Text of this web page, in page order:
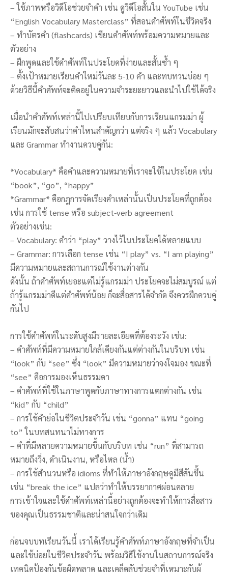
– ใช้ภาพหรือวิดีโอช่วยจำคำ เช่น ดูวิดีโอสั้นใน YouTube เช่น
“English Vocabulary Masterclass” ที่สอนคำศัพท์ในชีวิตจริง
– ทำบัตรคำ (flashcards) เขียนคำศัพท์พร้อมความหมายและ
ตัวอย่าง
– ฝึกพูดและใช้คำศัพท์ในประโยคที่ง่ายและสั้นซ้ำ ๆ
– ตั้งเป้าหมายเรียนคำใหม่วันละ 5-10 คำ และทบทวนบ่อย ๆ
ด้วยวิธีนี้คำศัพท์จะติดอยู่ในความจำระยะยาวและนำไปใช้ได้จริง
เมื่อนำคำศัพท์เหล่านี้ไปเปรียบเทียบกับการเรียนแกรมม่า ผู้
เรียนมักจะสับสนว่าคำไหนสำคัญกว่า แต่จริง ๆ แล้ว Vocabulary
และ Grammar ทำงานควบคู่กัน:
*Vocabulary* คือคำและความหมายที่เราจะใช้ในประโยค เช่น
“book”, “go”, “happy”
*Grammar* คือกฎการจัดเรียงคำเหล่านั้นเป็นประโยคที่ถูกต้อง
เช่น การใช้ tense หรือ subject-verb agreement
ตัวอย่างเช่น:
– Vocabulary: คำว่า “play” วางไว้ในประโยคได้หลายแบบ
– Grammar: การเลือก tense เช่น “I play” vs. “I am playing”
มีความหมายและสถานการณ์ใช้งานต่างกัน
ดังนั้น ถ้าคำศัพท์เยอะแต่ไม่รู้แกรมม่า ประโยคจะไม่สมบูรณ์ แต่
ถ้ารู้แกรมม่าดีแต่คำศัพท์น้อย ก็จะสื่อสารได้จำกัด จึงควรฝึกควบคู่
กันไป
การใช้คำศัพท์ในระดับสูงมีรายละเอียดที่ต้องระวัง เช่น:
– คำศัพท์ที่มีความหมายใกล้เคียงกันแต่ต่างกันในบริบท เช่น
“look” กับ “see” ซึ่ง “look” มีความหมายว่าจงใจมอง ขณะที่
“see” คือการมองเห็นธรรมดา
– คำศัพท์ที่ใช้ในภาษาพูดกับภาษาทางการแตกต่างกัน เช่น
“kid” กับ “child”
– การใช้คำย่อในชีวิตประจำวัน เช่น “gonna” แทน “going
to” ในบทสนทนาไม่ทางการ
– คำที่มีหลายความหมายขึ้นกับบริบท เช่น “run” ที่สามารถ
หมายถึงวิ่ง, ดำเนินงาน, หรือไหล (น้ำ)
– การใช้สำนวนหรือ idioms ที่ทำให้ภาษาอังกฤษดูมีสีสันขึ้น
เช่น “break the ice” แปลว่าทำให้บรรยากาศผ่อนคลาย
การเข้าใจและใช้คำศัพท์เหล่านี้อย่างถูกต้องจะทำให้การสื่อสาร
ของคุณเป็นธรรมชาติและน่าสนใจกว่าเดิม
ก่อนจบบทเรียนวันนี้ เราได้เรียนรู้คำศัพท์ภาษาอังกฤษที่จำเป็น
และใช้บ่อยในชีวิตประจำวัน พร้อมวิธีใช้งานในสถานการณ์จริง
เทคนิคป้องกันข้อผิดพลาด และเคล็ดลับช่วยจำที่เหมาะกับผู้